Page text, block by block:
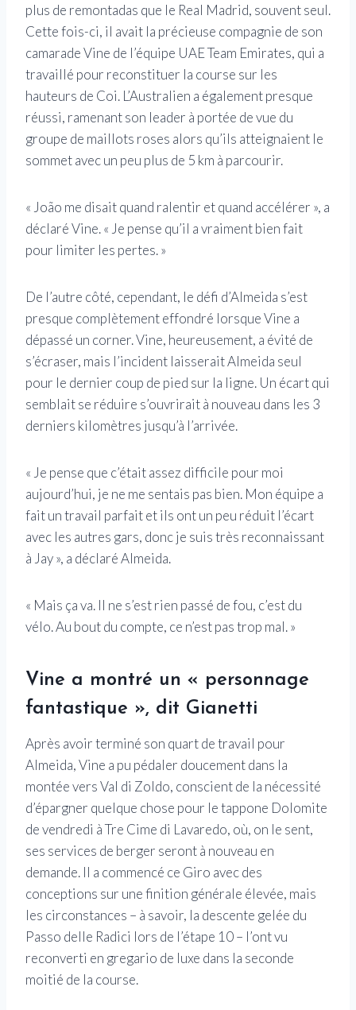
plus de remontadas que le Real Madrid, souvent seul.
Cette fois-ci, il avait la précieuse compagnie de son
camarade Vine de l’équipe UAE Team Emirates, qui a
travaillé pour reconstituer la course sur les
hauteurs de Coi. L’Australien a également presque
réussi, ramenant son leader à portée de vue du
groupe de maillots roses alors qu’ils atteignaient le
sommet avec un peu plus de 5 km à parcourir.
« João me disait quand ralentir et quand accélérer », a
déclaré Vine. « Je pense qu’il a vraiment bien fait
pour limiter les pertes. »
De l’autre côté, cependant, le défi d’Almeida s’est
presque complètement effondré lorsque Vine a
dépassé un corner. Vine, heureusement, a évité de
s’écraser, mais l’incident laisserait Almeida seul
pour le dernier coup de pied sur la ligne. Un écart qui
semblait se réduire s’ouvrirait à nouveau dans les 3
derniers kilomètres jusqu’à l’arrivée.
« Je pense que c’était assez difficile pour moi
aujourd’hui, je ne me sentais pas bien. Mon équipe a
fait un travail parfait et ils ont un peu réduit l’écart
avec les autres gars, donc je suis très reconnaissant
à Jay », a déclaré Almeida.
« Mais ça va. Il ne s’est rien passé de fou, c’est du
vélo. Au bout du compte, ce n’est pas trop mal. »
Vine a montré un « personnage
fantastique », dit Gianetti
Après avoir terminé son quart de travail pour
Almeida, Vine a pu pédaler doucement dans la
montée vers Val di Zoldo, conscient de la nécessité
d’épargner quelque chose pour le tappone Dolomite
de vendredi à Tre Cime di Lavaredo, où, on le sent,
ses services de berger seront à nouveau en
demande. Il a commencé ce Giro avec des
conceptions sur une finition générale élevée, mais
les circonstances – à savoir, la descente gelée du
Passo delle Radici lors de l’étape 10 – l’ont vu
reconverti en gregario de luxe dans la seconde
moitié de la course.